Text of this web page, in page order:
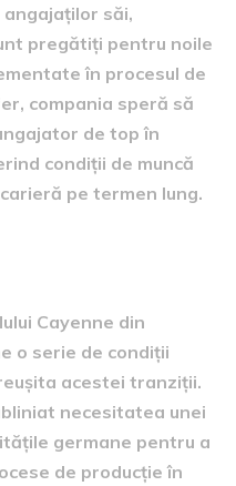
săi,
pregătiți pentru noile
în procesul de
compania speră să
de top în
condiții de muncă
pe termen lung.
Cayenne din
o serie de condiții
acestei tranziții.
necesitatea unei
germane pentru a
de producție în